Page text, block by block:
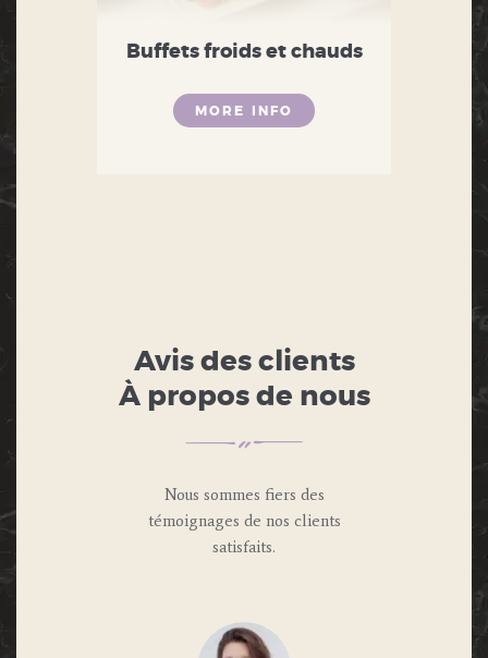
Buffets froids et chauds
MORE INFO
Avis des clients
À propos de nous
Nous sommes fiers des
témoignages de nos clients
satisfaits.